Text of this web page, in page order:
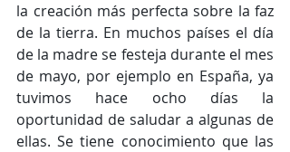
la creación más perfecta sobre la faz
de la tierra. En muchos países el día
de la madre se festeja durante el mes
de mayo, por ejemplo en España, ya
tuvimos hace ocho días la
oportunidad de saludar a algunas de
ellas. Se tiene conocimiento que las